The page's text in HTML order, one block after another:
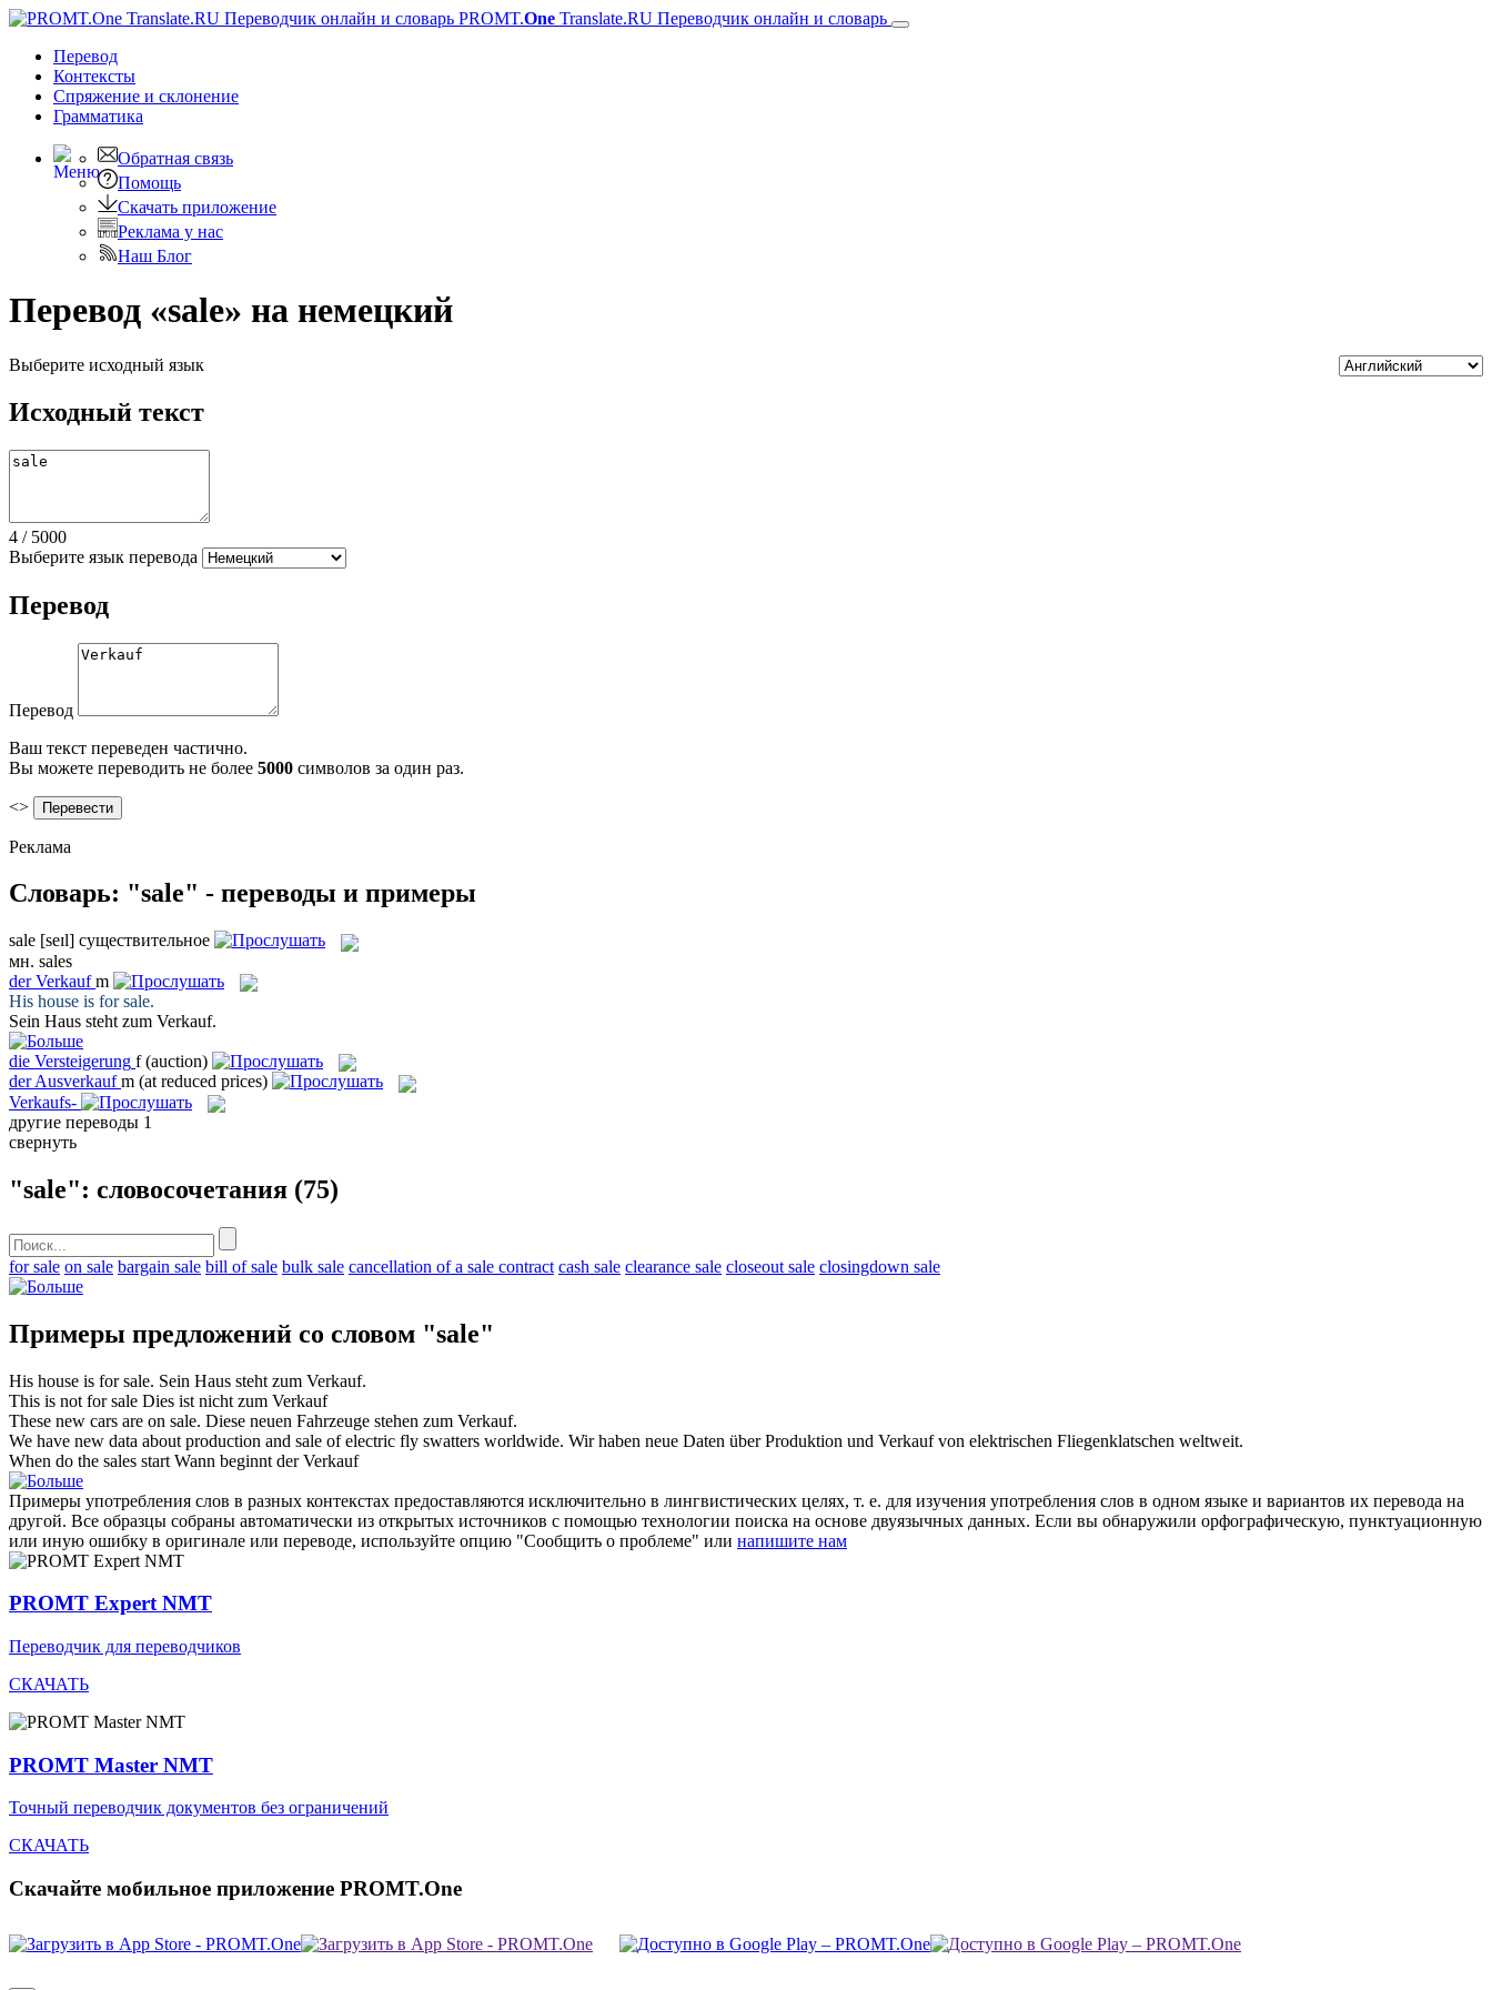
PROMT.One Translate.RU Переводчик онлайн и словарь
Перевод
Контексты
Спряжение и склонение
Грамматика
Обратная связь
Помощь
Скачать приложение
Реклама у нас
Наш Блог
Перевод «sale» на немецкий
Выберите исходный язык
Исходный текст
4 / 5000
Выберите язык перевода
Перевод
Перевод
Ваш текст переведен частично.
Вы можете переводить не более 5000 символов за один раз.
<>
Реклама
Словарь: "sale" - переводы и примеры
sale [seɪl] существительное
мн. sales
derVerkauf m
His house is forsale.
Sein Haus steht zum Verkauf.
die Versteigerung f (auction)
derAusverkauf m (at reduced prices)
Verkaufs-
другие переводы 1
свернуть
"sale": словосочетания (75)
for sale on sale bargain sale bill of sale bulk sale cancellation of a sale contract cash sale clearance sale closeout sale closingdown sale
Примеры предложений со словом "sale"
His house is forsale. Sein Haus steht zum Verkauf.
This is not forsale Dies ist nicht zum Verkauf
These new cars are on sale. Diese neuen Fahrzeuge stehen zum Verkauf.
We have new data about production and sale of electric fly swatters worldwide. Wir haben neue Daten über Produktion und Verkaufvon elektrischen Fliegenklatschen weltweit.
When do the sales start Wann beginnt derVerkauf
Примеры употребления слов в разных контекстах предоставляются исключительно в лингвистических целях, т. е. для изучения употребления слов в одном языке и вариантов их перевода на
другой. Все образцы собраны автоматически из открытых источников с помощью технологии поиска на основе двуязычных данных. Если вы обнаружили орфографическую, пунктуационную
или иную ошибку в оригинале или переводе, используйте опцию "Сообщить о проблеме" или напишите нам
PROMT Expert NMT
Переводчик для переводчиков
СКАЧАТЬ
PROMT Master NMT
Точный переводчик документов без ограничений
СКАЧАТЬ
Скачайте мобильное приложение PROMT.One